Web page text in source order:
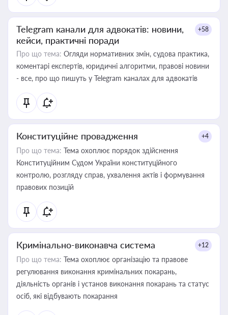
Telegram канали для адвокатів: новини,
кейси, практичні поради
+58
Про що тема: Огляди нормативних змін, судова практика,
коментарі експертів, юридичні алгоритми, правові новини
- все, про що пишуть у Telegram каналах для адвокатів
Конституційне провадження +4
Про що тема: Тема охоплює порядок здійснення
Конституційним Судом України конституційного
контролю, розгляду справ, ухвалення актів і формування
правових позицій
Кримінально-виконавча система +12
Про що тема: Тема охоплює організацію та правове
регулювання виконання кримінальних покарань,
діяльність органів і установ виконання покарань та статус
осіб, які відбувають покарання